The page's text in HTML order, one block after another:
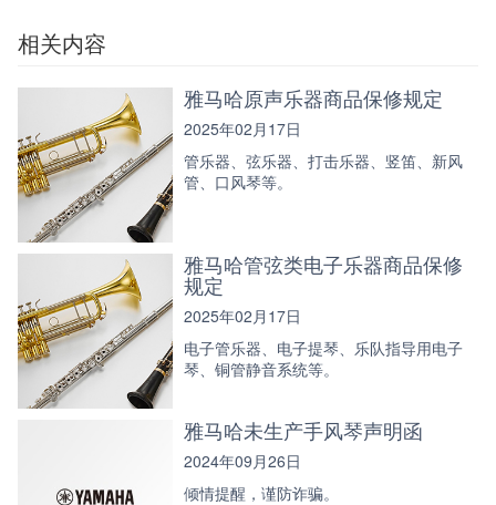
相关内容
雅马哈原声乐器商品保修规定
2025年02月17日
管乐器、弦乐器、打击乐器、竖笛、新风
管、口风琴等。
雅马哈管弦类电子乐器商品保修
规定
2025年02月17日
电子管乐器、电子提琴、乐队指导用电子
琴、铜管静音系统等。
雅马哈未生产手风琴声明函
2024年09月26日
倾情提醒，谨防诈骗。